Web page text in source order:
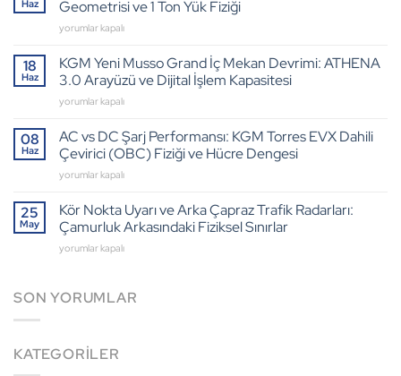
Dizel
Motor:
Sönümleme
ve
Sürükleme
için
Haz
Geometrisi ve 1 Ton Yük Fiziği
KGM
Musso
Grand:
5-
Link
Geometrisi
ve
Ton
Fiziği
için
yorumlar kapalı
18
Haz
KGM Yeni Musso Grand İç Mekan Devrimi: ATHENA
3.0 Arayüzü ve Dijital İşlem Kapasitesi
KGM
Musso
Grand
İç
Mekan
ATHENA
3.0
Arayüzü
ve
Kapasitesi
yorumlar kapalı
08
Haz
AC vs DC Şarj Performansı: KGM Torres EVX Dahili
Çevirici (OBC) Fiziği ve Hücre Dengesi
AC
DC
Şarj
Performansı:
KGM
Dahili
ve
yorumlar kapalı
25
May
Kör Nokta Uyarı ve Arka Çapraz Trafik Radarları:
Çamurluk Arkasındaki Fiziksel Sınırlar
Kör
ve
Radarları:
yorumlar kapalı
SON YORUMLAR
KATEGORILER